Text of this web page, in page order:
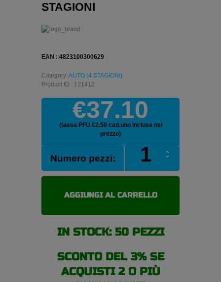
STAGIONI
EAN : 4823100300629
Category: AUTO (4 STAGIONI).
Product ID : 121412
€37.10
(tassa PFU €2.50 cad.uno inclusa nel
prezzo)
Numero pezzi:
PREMIORRI
VIMERO
175/65
pneumatici
AGGIUNGI AL CARRELLO
IN STOCK: 50 PEZZI
SCONTO DEL 3% SE
ACQUISTI 2 O PIÙ